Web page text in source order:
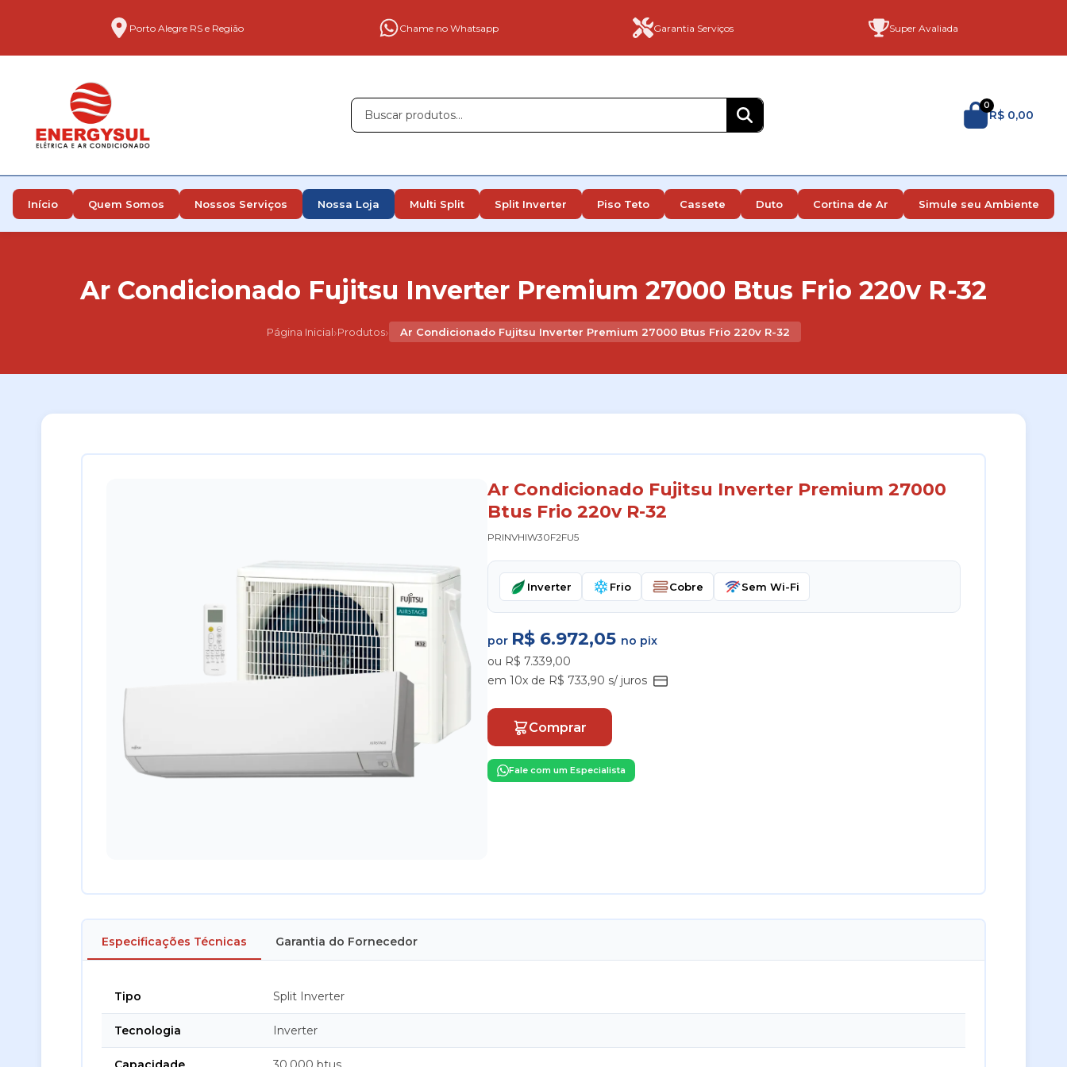
Porto Alegre RS e Região Chame no Whatsapp Garantia Serviços Super Avaliada
0
R$ 0,00
Início Quem Somos Nossos Serviços Nossa Loja Multi Split Split Inverter Piso Teto Cassete Duto Cortina de Ar Simule seu Ambiente
Ar Condicionado Fujitsu Inverter Premium 27000 Btus Frio 220v R-32
Página Inicial›Produtos› Ar Condicionado Fujitsu Inverter Premium 27000 Btus Frio 220v R-32
Ar Condicionado Fujitsu Inverter Premium 27000
Btus Frio 220v R-32
PRINVHIW30F2FU5
Inverter Frio Cobre Sem Wi-Fi
por R$ 6.972,05 no pix
ou R$ 7.339,00
em 10x de R$ 733,90 s/ juros
Comprar
Fale com um Especialista
Especificações Técnicas Garantia do Fornecedor
Tipo Split Inverter
Tecnologia Inverter